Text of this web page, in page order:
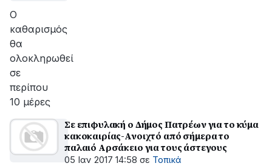
βλάβης
Ο
καθαρισμός
θα
ολοκληρωθεί
σε
περίπου
10 μέρες
Σε επιφυλακή ο Δήμος Πατρέων για το κύμα
κακοκαιρίας-Ανοιχτό από σήμερα το
παλαιό Αρσάκειο για τους άστεγους
05 Ιαν 2017 14:58 σε Τοπικά